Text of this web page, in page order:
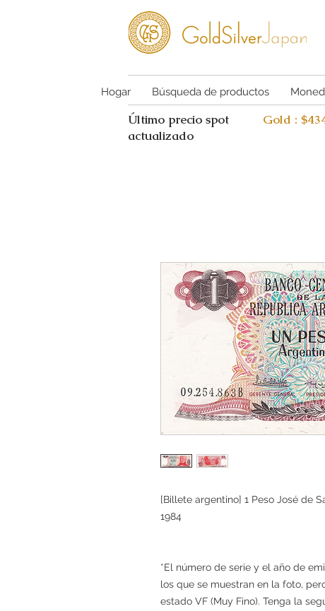
Hogar Búsqueda de productos
Último precio spot
actualizado
Gold :
[Billete argentino] 1 Peso José de
1984
*El número de serie y el año de
los que se muestran en la foto,
estado VF (Muy Fino). Tenga la